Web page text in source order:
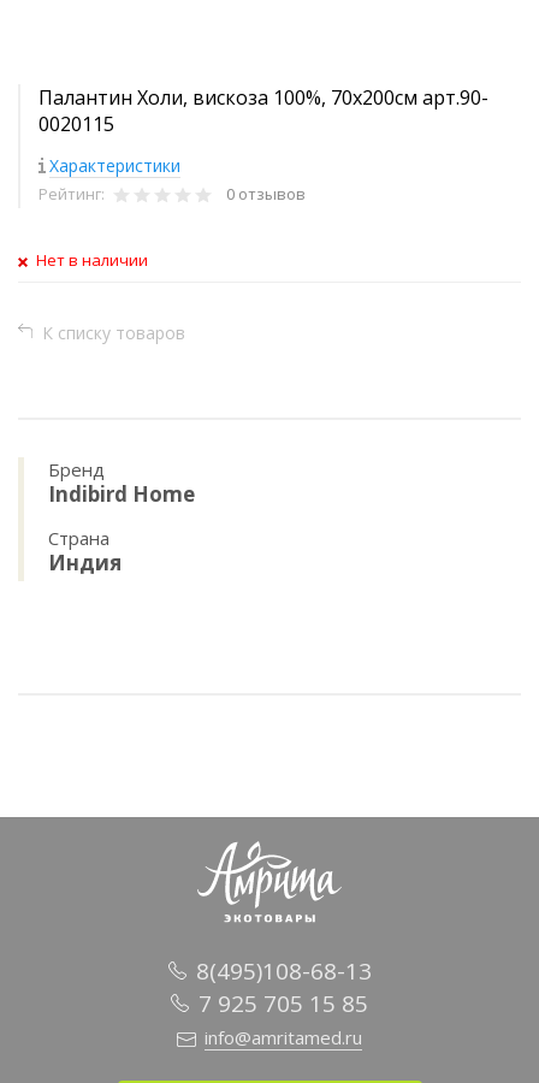
Палантин Холи, вискоза 100%, 70х200см арт.90-
0020115
Характеристики
Рейтинг: 0 отзывов
Нет в наличии
К списку товаров
Бренд
Indibird Home
Страна
Индия
8(495)108-68-13
7 925 705 15 85
info@amritamed.ru